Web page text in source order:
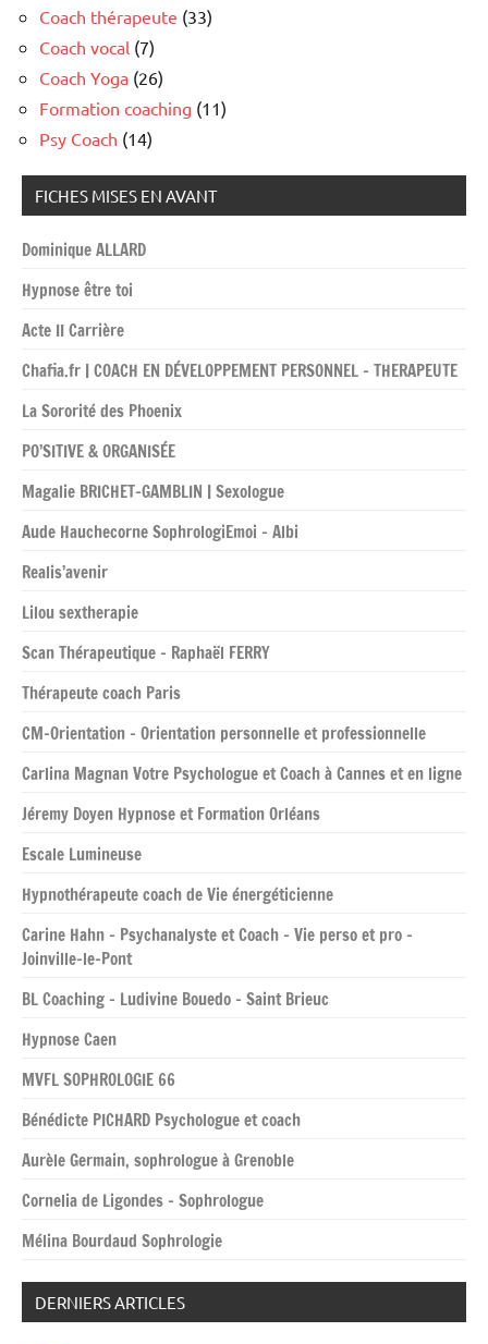
Coach thérapeute (33)
Coach vocal (7)
Coach Yoga (26)
Formation coaching (11)
Psy Coach (14)
FICHES MISES EN AVANT
Dominique ALLARD
Hypnose être toi
Acte II Carrière
Chafia.fr | COACH EN DÉVELOPPEMENT PERSONNEL – THERAPEUTE
La Sororité des Phoenix
PO’SITIVE & ORGANISÉE
Magalie BRICHET-GAMBLIN | Sexologue
Aude Hauchecorne SophrologiEmoi – Albi
Realis’avenir
Lilou sextherapie
Scan Thérapeutique – Raphaël FERRY
Thérapeute coach Paris
CM-Orientation – Orientation personnelle et professionnelle
Carlina Magnan Votre Psychologue et Coach à Cannes et en ligne
Jéremy Doyen Hypnose et Formation Orléans
Escale Lumineuse
Hypnothérapeute coach de Vie énergéticienne
Carine Hahn – Psychanalyste et Coach – Vie perso et pro –
Joinville-le-Pont
BL Coaching – Ludivine Bouedo – Saint Brieuc
Hypnose Caen
MVFL SOPHROLOGIE 66
Bénédicte PICHARD Psychologue et coach
Aurèle Germain, sophrologue à Grenoble
Cornelia de Ligondes – Sophrologue
Mélina Bourdaud Sophrologie
DERNIERS ARTICLES